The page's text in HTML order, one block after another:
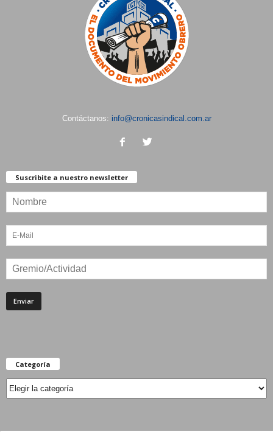
Contáctanos: info@cronicasindical.com.ar
Suscribite a nuestro newsletter
Categoría
Categoría